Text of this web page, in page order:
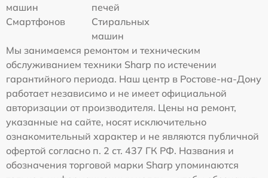
машин
печей
Смартфонов
Стиральных
машин
Мы занимаемся ремонтом и техническим
обслуживанием техники Sharp по истечении
гарантийного периода. Наш центр в Ростове-на-Дону
работает независимо и не имеет официальной
авторизации от производителя. Цены на ремонт,
указанные на сайте, носят исключительно
ознакомительный характер и не являются публичной
офертой согласно п. 2 ст. 437 ГК РФ. Названия и
обозначения торговой марки Sharp упоминаются